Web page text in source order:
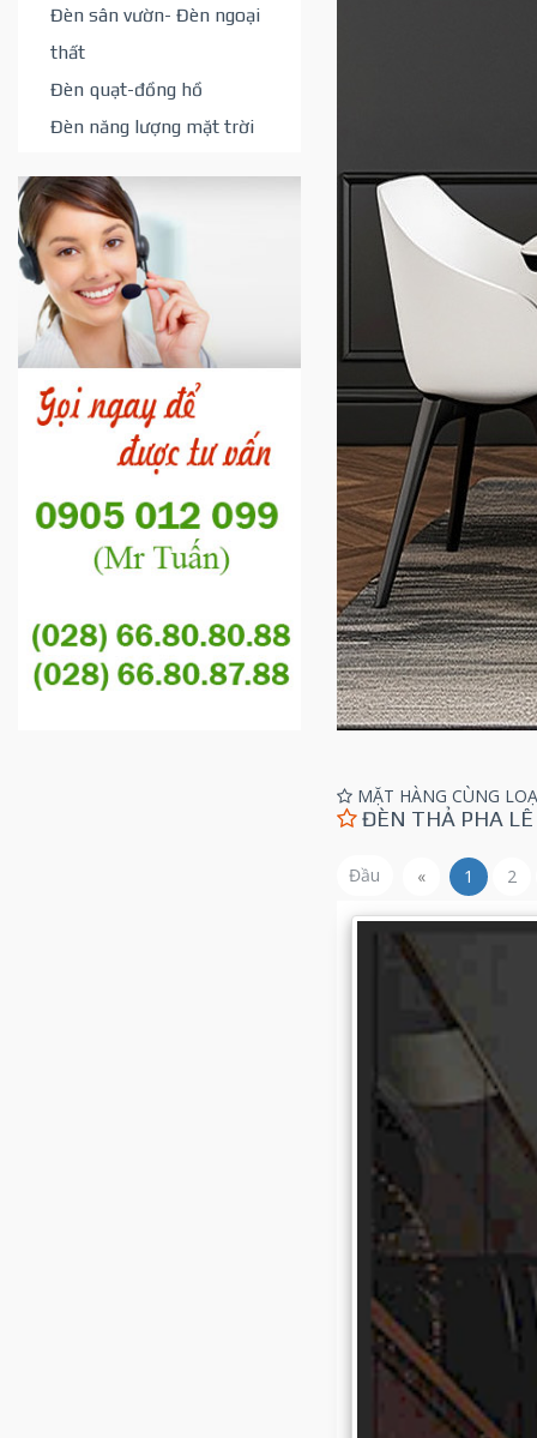
Đèn sân vườn- Đèn ngoại
thất
Đèn quạt-đồng hồ
Đèn năng lượng mặt trời
MẶT HÀNG CÙNG
ĐÈN THẢ PHA LÊ
Đầu « 1 2